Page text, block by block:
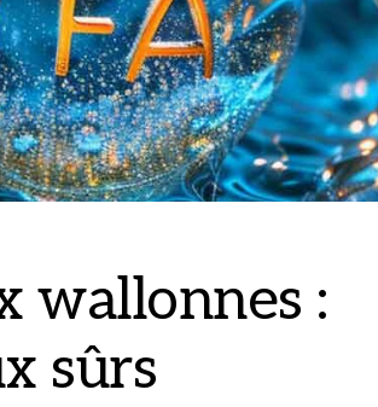
wallonnes :
sûrs